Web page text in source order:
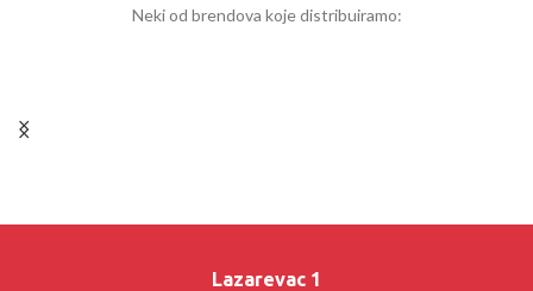
Neki od brendova koje distribuiramo:
Lazarevac 1